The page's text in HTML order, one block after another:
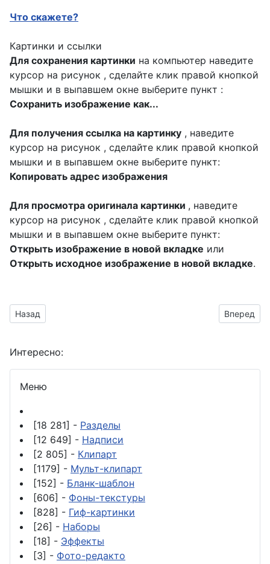
Что скажете?
Картинки и ссылки
Для сохранения картинки на компьютер наведите
курсор на рисунок , сделайте клик правой кнопкой
мышки и в выпавшем окне выберите пункт :
Сохранить изображение как...
Для получения ссылка на картинку , наведите
курсор на рисунок , сделайте клик правой кнопкой
мышки и в выпавшем окне выберите пункт:
Копировать адрес изображения
Для просмотра оригинала картинки , наведите
курсор на рисунок , сделайте клик правой кнопкой
мышки и в выпавшем окне выберите пункт:
Открыть изображение в новой вкладке или
Открыть исходное изображение в новой вкладке.
Предыдущий материал: Сделать поздравление на день
Назад Вперед
Интересно:
Меню
[18 281] - Разделы
[12 649] - Надписи
[2 805] - Клипарт
[1179] - Мульт-клипарт
[152] - Бланк-шаблон
[606] - Фоны-текстуры
[828] - Гиф-картинки
[26] - Наборы
[18] - Эффекты
[3] - Фото-редакто